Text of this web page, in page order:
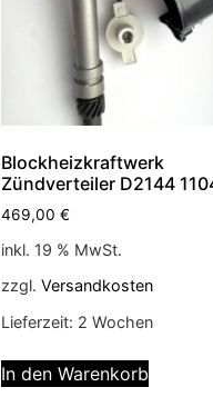
Blockheizkraftwerk
Zündverteiler D2144
469,00€
inkl. 19 % MwSt.
zzgl.Versandkosten
Lieferzeit: 2 Wochen
In den Warenkorb